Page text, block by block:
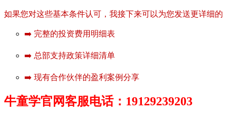
如果您对这些基本条件认可，我接下来可以为您发送更详细
➡️ 完整的投资费用明细表
➡️ 总部支持政策详细清单
➡️ 现有合作伙伴的盈利案例分享
牛童学官网客服电话：19129239203